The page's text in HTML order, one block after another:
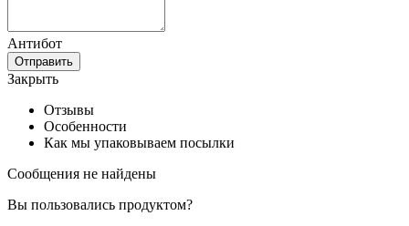
Антибот
Отправить
Закрыть
Отзывы
Особенности
Как мы упаковываем посылки
Сообщения не найдены
Вы пользовались продуктом?